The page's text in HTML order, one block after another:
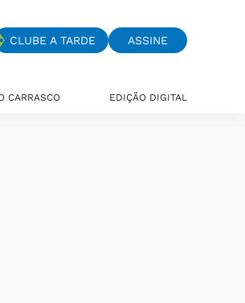
CLUBE A TARDE ASSINE
CARRASCO EDIÇÃO DIGITAL